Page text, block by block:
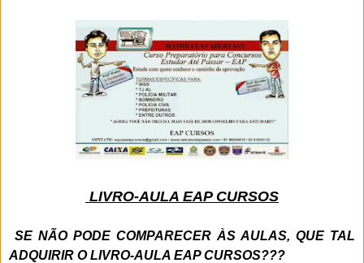
LIVRO-AULA EAP CURSOS
SE NÃO PODE COMPARECER ÀS AULAS, QUE TAL
ADQUIRIR O LIVRO-AULA EAP CURSOS???